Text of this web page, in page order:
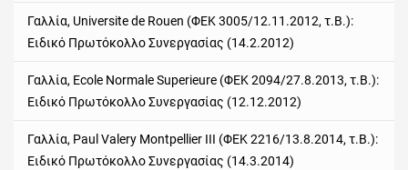
Γαλλία, Universite de Rouen (ΦΕΚ 3005/12.11.2012, τ.Β.):
Ειδικό Πρωτόκολλο Συνεργασίας (14.2.2012)
Γαλλία, Ecole Normale Superieure (ΦΕΚ 2094/27.8.2013, τ.Β.):
Ειδικό Πρωτόκολλο Συνεργασίας (12.12.2012)
Γαλλία, Paul Valery Montpellier III (ΦΕΚ 2216/13.8.2014, τ.Β.):
Ειδικό Πρωτόκολλο Συνεργασίας (14.3.2014)